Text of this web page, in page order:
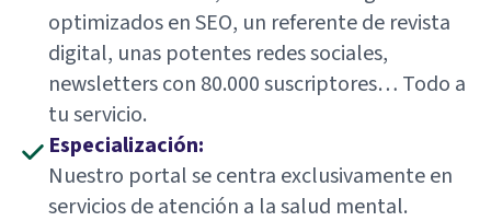
optimizados en SEO, un referente de revista
digital, unas potentes redes sociales,
newsletters con 80.000 suscriptores… Todo a
tu servicio.
Especialización:
Nuestro portal se centra exclusivamente en
servicios de atención a la salud mental.